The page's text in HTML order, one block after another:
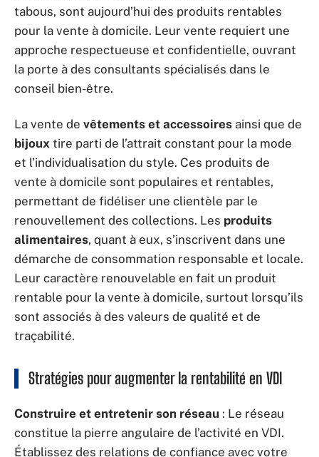
tabous, sont aujourd’hui des produits rentables
pour la vente à domicile. Leur vente requiert une
approche respectueuse et confidentielle, ouvrant
la porte à des consultants spécialisés dans le
conseil bien-être.
La vente de vêtements et accessoires ainsi que de
bijoux tire parti de l’attrait constant pour la mode
et l’individualisation du style. Ces produits de
vente à domicile sont populaires et rentables,
permettant de fidéliser une clientèle par le
renouvellement des collections. Les produits
alimentaires, quant à eux, s’inscrivent dans une
démarche de consommation responsable et locale.
Leur caractère renouvelable en fait un produit
rentable pour la vente à domicile, surtout lorsqu’ils
sont associés à des valeurs de qualité et de
traçabilité.
Stratégies pour augmenter la rentabilité en VDI
Construire et entretenir son réseau : Le réseau
constitue la pierre angulaire de l’activité en VDI.
Établissez des relations de confiance avec votre